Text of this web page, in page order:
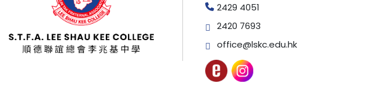
2429 4051
2420 7693
office@lskc.edu.hk